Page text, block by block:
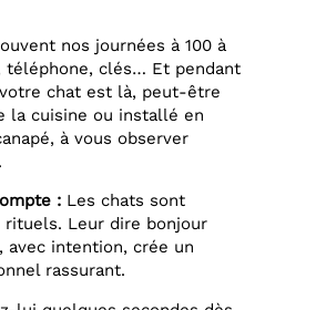
nos journées à 100 à
téléphone, clés… Et pendant
chat est là, peut-être
la cuisine ou installé en
à vous observer
: Les chats sont
rituels. Leur dire bonjour
avec intention, crée un
rassurant.